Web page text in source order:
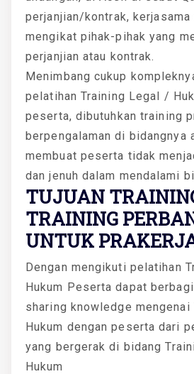
perjanjian/kontrak, kerjasama
mengikat pihak-pihak yang
perjanjian atau kontrak.
Menimbang cukup
pelatihan Training Legal /
peserta, dibutuhkan training
berpengalaman di bidangnya
membuat peserta tidak
dan jenuh dalam mendalami
TUJUAN
TRAINING
UNTUK
Dengan mengikuti pelatihan
Hukum Peserta dapat
sharing knowledge
Hukum dengan peserta dari
yang bergerak di bidang
Hukum